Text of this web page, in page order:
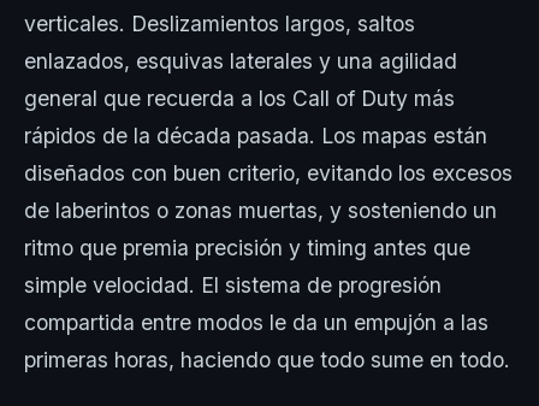
verticales. Deslizamientos largos, saltos
enlazados, esquivas laterales y una agilidad
general que recuerda a los Call of Duty más
rápidos de la década pasada. Los mapas están
diseñados con buen criterio, evitando los excesos
de laberintos o zonas muertas, y sosteniendo un
ritmo que premia precisión y timing antes que
simple velocidad. El sistema de progresión
compartida entre modos le da un empujón a las
primeras horas, haciendo que todo sume en todo.